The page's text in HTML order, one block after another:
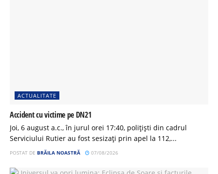
ACTUALITATE
Accident cu victime pe DN21
Joi, 6 august a.c., în jurul orei 17:40, polițiști din cadrul
Serviciului Rutier au fost sesizați prin apel la 112,...
POSTAT DE BRĂILA NOASTRĂ 07/08/2026